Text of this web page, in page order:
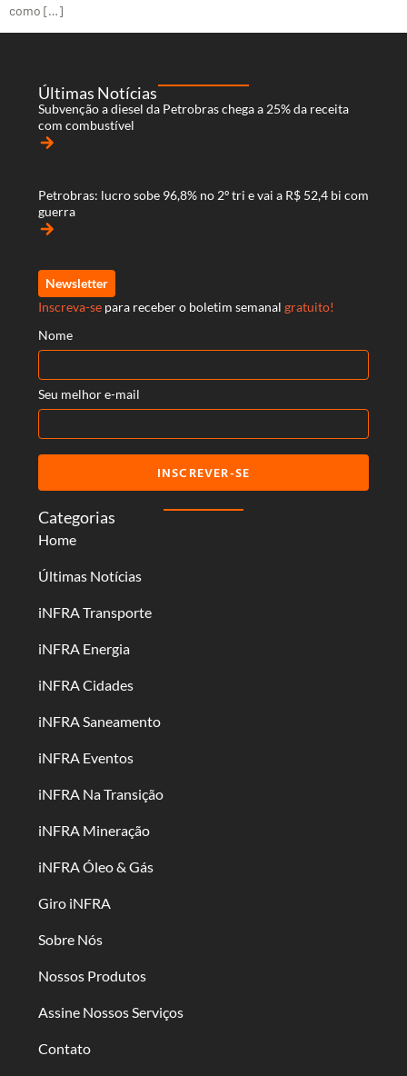
como […]
Categorias
Home
Últimas Notícias
iNFRA Transporte
iNFRA Energia
iNFRA Cidades
iNFRA Saneamento
iNFRA Eventos
iNFRA Na Transição
iNFRA Mineração
iNFRA Óleo & Gás
Giro iNFRA
Sobre Nós
Nossos Produtos
Assine Nossos Serviços
Contato
Últimas Notícias
Subvenção a diesel da Petrobras chega a 25% da receita
com combustível
arrow_forward
Petrobras: lucro sobe 96,8% no 2º tri e vai a R$ 52,4 bi com
guerra
arrow_forward
Newsletter
Inscreva-se para receber o boletim semanal gratuito!
Nome
Seu melhor e-mail
INSCREVER-SE